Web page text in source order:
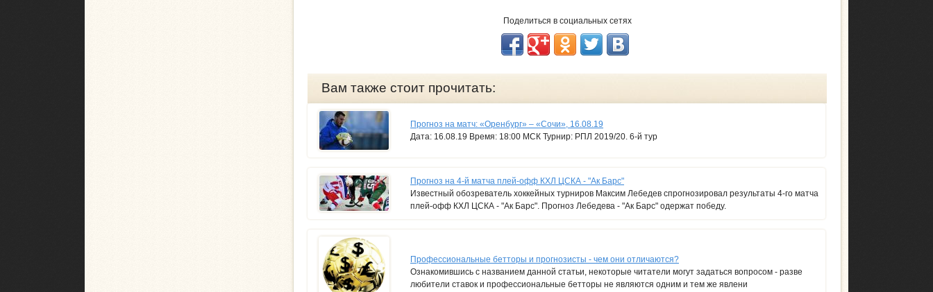
Поделиться в социальных сетях
Вам также стоит прочитать:
Прогноз на матч: «Оренбург» – «Сочи», 16.08.19
Дата: 16.08.19 Время: 18:00 МСК Турнир: РПЛ 2019/20. 6-й тур
Прогноз на 4-й матча плей-офф КХЛ ЦСКА - "Ак Барс"
Известный обозреватель хоккейных турниров Максим Лебедев спрогнозировал результаты 4-го матча
плей-офф КХЛ ЦСКА - "Ак Барс". Прогноз Лебедева - "Ак Барс" одержат победу.
Профессиональные бетторы и прогнозисты - чем они отличаются?
Ознакомившись с названием данной статьи, некоторые читатели могут задаться вопросом - разве
любители ставок и профессиональные бетторы не являются одним и тем же явлени